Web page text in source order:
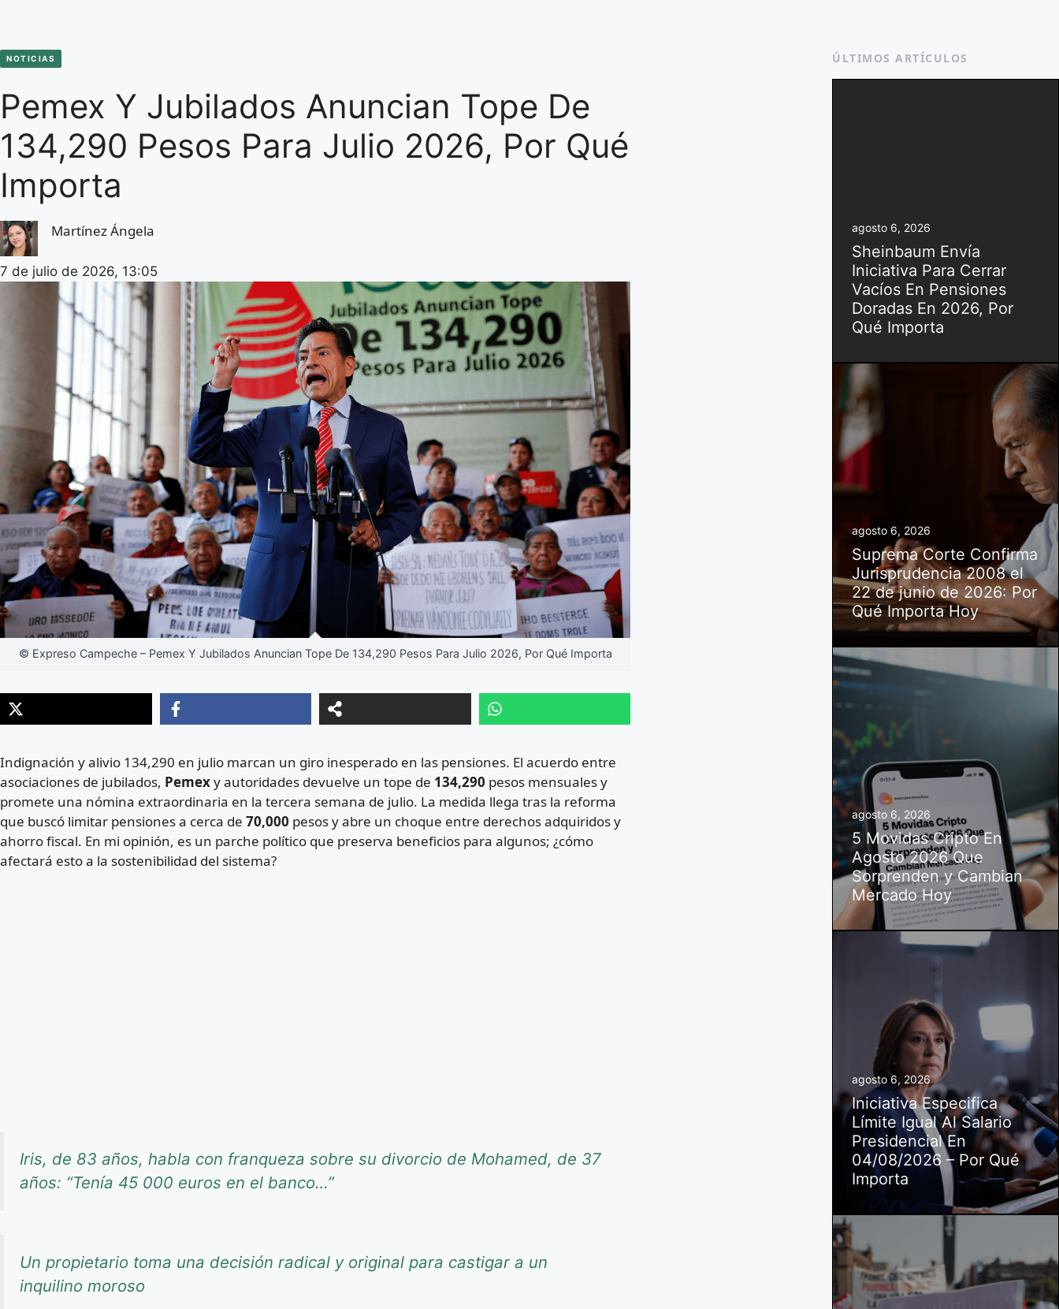
NOTICIAS
Pemex Y Jubilados Anuncian Tope De
134,290 Pesos Para Julio 2026, Por Qué
Importa
Martínez Ángela
7 de julio de 2026, 13:05
© Expreso Campeche – Pemex Y Jubilados Anuncian Tope De 134,290 Pesos Para Julio 2026, Por Qué Importa
Indignación y alivio 134,290 en julio marcan un giro inesperado en las pensiones. El acuerdo entre
asociaciones de jubilados, Pemexy autoridades devuelve un tope de 134,290 pesos mensuales y
promete una nómina extraordinaria en la tercera semana de julio. La medida llega tras la reforma
que buscó limitar pensiones a cerca de 70,000 pesos y abre un choque entre derechos adquiridos y
ahorro fiscal. En mi opinión, es un parche político que preserva beneficios para algunos; ¿cómo
afectará esto a la sostenibilidad del sistema?
Iris, de 83 años, habla con franqueza sobre su divorcio de Mohamed, de 37
años: “Tenía 45 000 euros en el banco…”
Un propietario toma una decisión radical y original para castigar a un
inquilino moroso
ÚLTIMOS ARTÍCULOS
agosto 6, 2026
Sheinbaum Envía
Iniciativa Para Cerrar
Vacíos En Pensiones
Doradas En 2026, Por
Qué Importa
agosto 6, 2026
Suprema Corte Confirma
Jurisprudencia 2008 el
22 de junio de 2026: Por
Qué Importa Hoy
agosto 6, 2026
5 Movidas Cripto En
Agosto 2026 Que
Sorprenden y Cambian
Mercado Hoy
agosto 6, 2026
Iniciativa Especifica
Límite Igual Al Salario
Presidencial En
04/08/2026 – Por Qué
Importa